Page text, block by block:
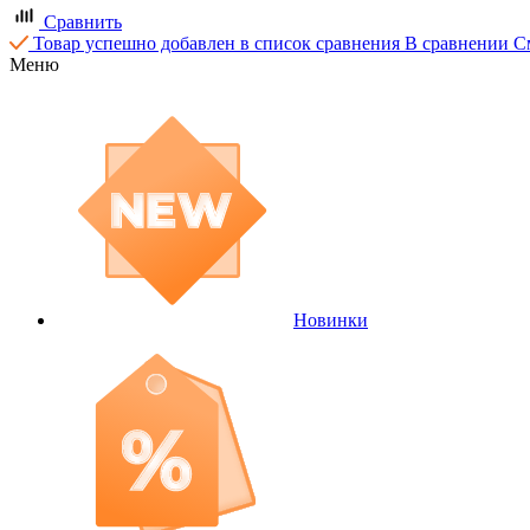
Сравнить
Товар успешно добавлен в список сравнения В сравнении
Меню
Новинки